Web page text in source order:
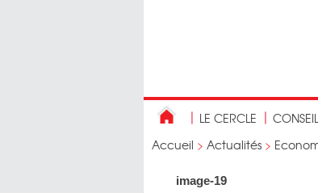
LE CERCLE
Accueil > Actualités >
image-19